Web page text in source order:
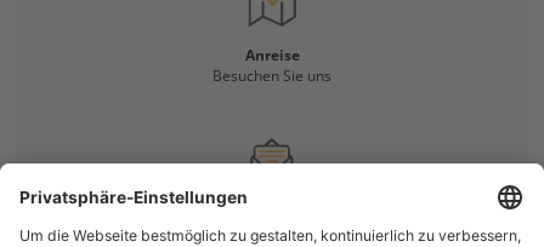
Anreise
Besuchen Sie uns
Kontaktieren Sie uns